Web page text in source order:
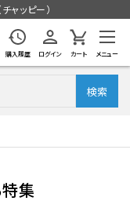
ャッピー）
購入履歴 ログイン カート メニュー
検索
特集